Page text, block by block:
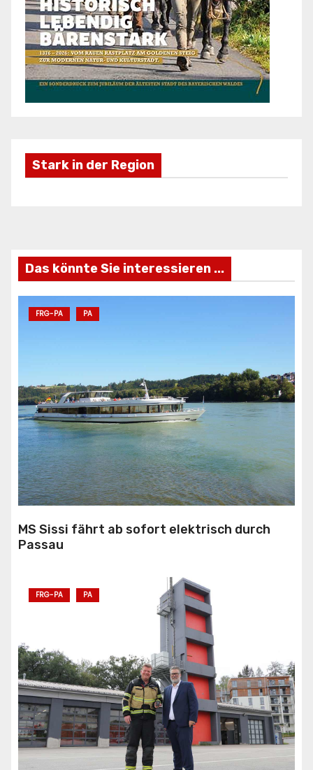
Stark in der Region
Das könnte Sie interessieren ...
FRG-PA PA
MS Sissi fährt ab sofort elektrisch durch
Passau
FRG-PA PA